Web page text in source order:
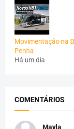
Movimentação na
Penha
Há um dia
COMENTÁRIOS
Mayla